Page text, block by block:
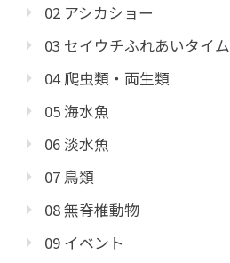
02 アシカショー
03 セイウチふれあいタイム
04 爬虫類・両生類
05 海水魚
06 淡水魚
07 鳥類
08 無脊椎動物
09 イベント